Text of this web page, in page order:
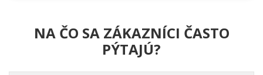
NA ČO SA ZÁKAZNÍCI ČASTO
PÝTAJÚ?